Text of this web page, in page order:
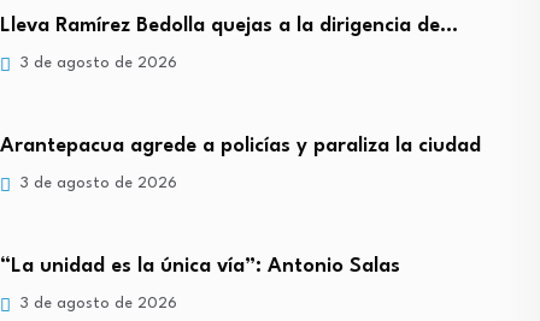
Lleva Ramírez Bedolla quejas a la dirigencia de…
3 de agosto de 2026
Arantepacua agrede a policías y paraliza la ciudad
3 de agosto de 2026
“La unidad es la única vía”: Antonio Salas
3 de agosto de 2026